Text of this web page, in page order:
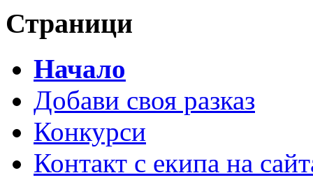
Страници
Начало
Добави своя разказ
Конкурси
Контакт с екипа на